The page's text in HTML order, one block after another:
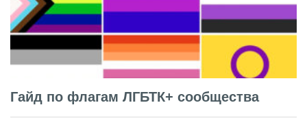
Гайд по флагам ЛГБТК+ сообщества